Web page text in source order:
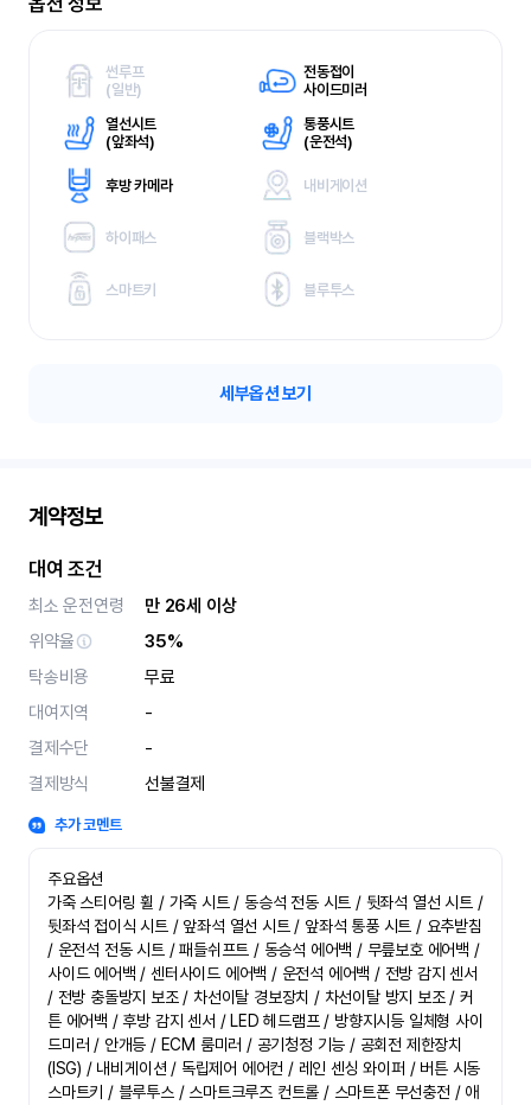
썬루프
(일반)
전동접이
사이드미러
열선시트
(앞좌석)
통풍시트
(운전석)
후방 카메라 내비게이션
하이패스 블랙박스
스마트키 블루투스
세부옵션 보기
계약정보
대여 조건
최소 운전연령
만 26세 이상
위약율
35%
탁송비용
무료
대여지역
-
결제수단
-
결제방식
선불결제
추가 코멘트
주요옵션
가죽 스티어링 휠 / 가죽 시트 / 동승석 전동 시트 / 뒷좌석 열선 시트 /
뒷좌석 접이식 시트 / 앞좌석 열선 시트 / 앞좌석 통풍 시트 / 요추받침
/ 운전석 전동 시트 / 패들쉬프트 / 동승석 에어백 / 무릎보호 에어백 /
사이드 에어백 / 센터사이드 에어백 / 운전석 에어백 / 전방 감지 센서
/ 전방 충돌방지 보조 / 차선이탈 경보장치 / 차선이탈 방지 보조 / 커
튼 에어백 / 후방 감지 센서 / LED 헤드램프 / 방향지시등 일체형 사이
드미러 / 안개등 / ECM 룸미러 / 공기청정 기능 / 공회전 제한장치
(ISG) / 내비게이션 / 독립제어 에어컨 / 레인 센싱 와이퍼 / 버튼 시동
스마트키 / 블루투스 / 스마트크루즈 컨트롤 / 스마트폰 무선충전 / 애